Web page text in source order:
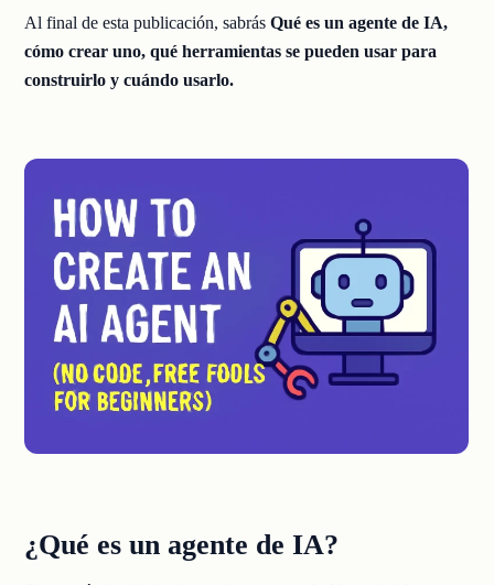
Al final de esta publicación, sabrásQué es un agente de IA,
cómo crear uno, qué herramientas se pueden usar para
construirlo y cuándo usarlo.
¿Qué es un agente de IA?